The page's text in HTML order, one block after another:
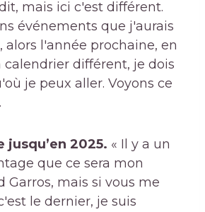
mais ici c'est différent.
événements que j'aurais
l'année prochaine, en
différent, je dois
je peux aller. Voyons ce
jusqu’en 2025. « Il y a un
que ce sera mon
Garros, mais si vous me
le dernier, je suis